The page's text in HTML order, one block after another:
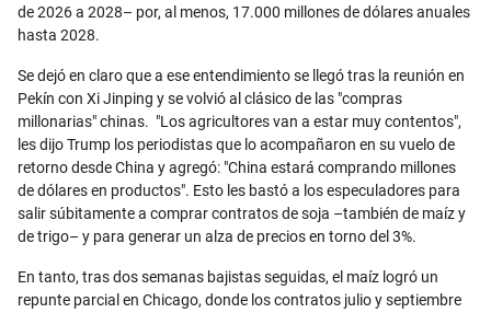
de 2026 a 2028– por, al menos, 17.000 millones de dólares anuales
hasta 2028.
Se dejó en claro que a ese entendimiento se llegó tras la reunión en
Pekín con Xi Jinping y se volvió al clásico de las "compras
millonarias" chinas. "Los agricultores van a estar muy contentos",
les dijo Trump los periodistas que lo acompañaron en su vuelo de
retorno desde China y agregó: "China estará comprando millones
de dólares en productos". Esto les bastó a los especuladores para
salir súbitamente a comprar contratos de soja –también de maíz y
de trigo– y para generar un alza de precios en torno del 3%.
En tanto, tras dos semanas bajistas seguidas, el maíz logró un
repunte parcial en Chicago, donde los contratos julio y septiembre